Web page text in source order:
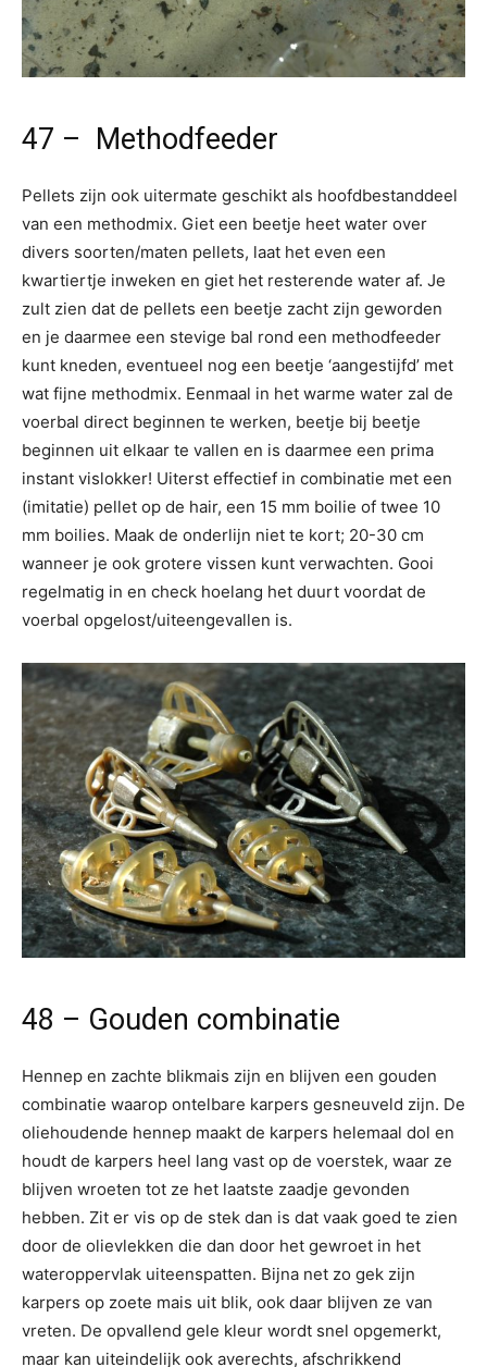
47 – Methodfeeder
Pellets zijn ook uitermate geschikt als hoofdbestanddeel
van een methodmix. Giet een beetje heet water over
divers soorten/maten pellets, laat het even een
kwartiertje inweken en giet het resterende water af. Je
zult zien dat de pellets een beetje zacht zijn geworden
en je daarmee een stevige bal rond een methodfeeder
kunt kneden, eventueel nog een beetje ‘aangestijfd’ met
wat fijne methodmix. Eenmaal in het warme water zal de
voerbal direct beginnen te werken, beetje bij beetje
beginnen uit elkaar te vallen en is daarmee een prima
instant vislokker! Uiterst effectief in combinatie met een
(imitatie) pellet op de hair, een 15 mm boilie of twee 10
mm boilies. Maak de onderlijn niet te kort; 20-30 cm
wanneer je ook grotere vissen kunt verwachten. Gooi
regelmatig in en check hoelang het duurt voordat de
voerbal opgelost/uiteengevallen is.
48 – Gouden combinatie
Hennep en zachte blikmais zijn en blijven een gouden
combinatie waarop ontelbare karpers gesneuveld zijn. De
oliehoudende hennep maakt de karpers helemaal dol en
houdt de karpers heel lang vast op de voerstek, waar ze
blijven wroeten tot ze het laatste zaadje gevonden
hebben. Zit er vis op de stek dan is dat vaak goed te zien
door de olievlekken die dan door het gewroet in het
wateroppervlak uiteenspatten. Bijna net zo gek zijn
karpers op zoete mais uit blik, ook daar blijven ze van
vreten. De opvallend gele kleur wordt snel opgemerkt,
maar kan uiteindelijk ook averechts, afschrikkend